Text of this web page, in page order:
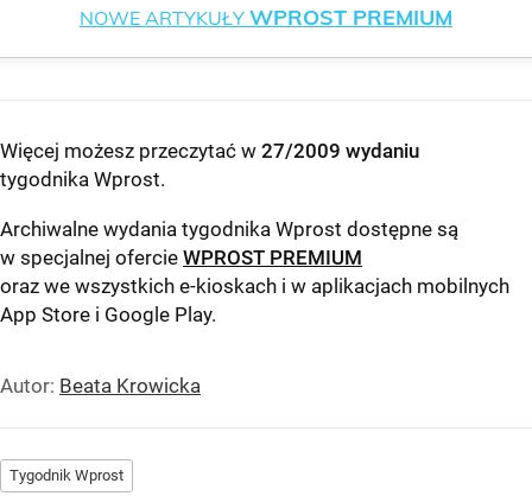
NOWE ARTYKUŁY WPROST PREMIUM
Więcej możesz przeczytać w 27/2009 wydaniu
tygodnika Wprost.
Archiwalne wydania tygodnika Wprost dostępne są
w specjalnej ofercie WPROST PREMIUM
oraz we wszystkich e-kioskach i w aplikacjach mobilnych
App Store i Google Play.
Autor: Beata Krowicka
Tygodnik Wprost